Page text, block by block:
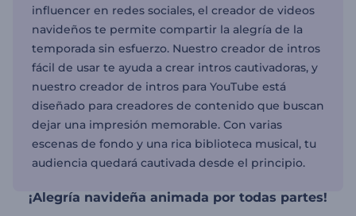
influencer en redes sociales, el creador de videos
navideños te permite compartir la alegría de la
temporada sin esfuerzo. Nuestro creador de intros
fácil de usar te ayuda a crear intros cautivadoras, y
nuestro creador de intros para YouTube está
diseñado para creadores de contenido que buscan
dejar una impresión memorable. Con varias
escenas de fondo y una rica biblioteca musical, tu
audiencia quedará cautivada desde el principio.
¡Alegría navideña animada por todas partes!